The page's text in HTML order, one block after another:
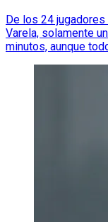
De los 24
Varela, solamente
minutos, aunque